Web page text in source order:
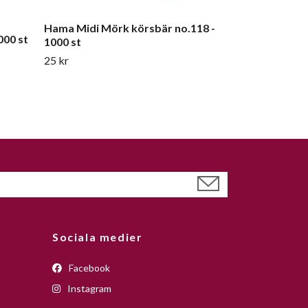
st
Hama Midi Mörk körsbär no.118 -
1000 st
25 kr
Sociala medier
Facebook
Instagram